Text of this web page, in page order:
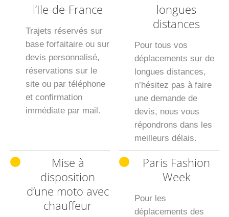
l’Ile-de-France
Trajets réservés sur
base forfaitaire ou sur
devis personnalisé,
réservations sur le
site ou par téléphone
et confirmation
immédiate par mail.
longues
distances
Pour tous vos
déplacements sur de
longues distances,
n’hésitez pas à faire
une demande de
devis, nous vous
répondrons dans les
meilleurs délais.
Mise à
disposition
d’une moto avec
chauffeur
Paris Fashion
Week
Pour les
déplacements des